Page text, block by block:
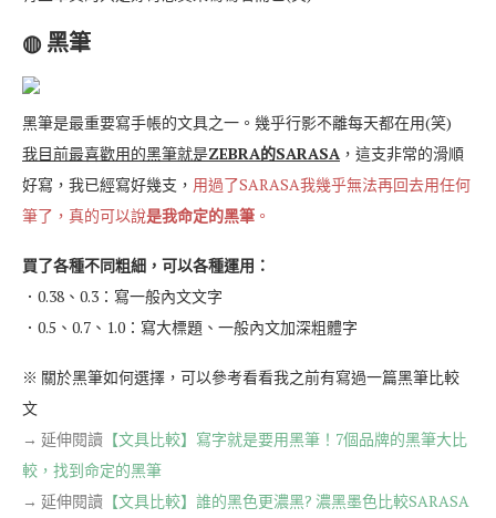
◍ 黑筆
黑筆是最重要寫手帳的文具之一。幾乎行影不離每天都在用(笑)
我目前最喜歡用的黑筆就是ZEBRA的SARASA，這支非常的滑順
好寫，我已經寫好幾支， 用過了SARASA我幾乎無法再回去用任何
筆了，真的可以說是我命定的黑筆 。
買了各種不同粗細，可以各種運用：
．0.38、0.3：寫一般內文文字
．0.5、0.7、1.0：寫大標題、一般內文加深粗體字
※ 關於黑筆如何選擇，可以參考看看我之前有寫過一篇黑筆比較
文
→ 延伸閱讀 【文具比較】寫字就是要用黑筆！7個品牌的黑筆大比
較，找到命定的黑筆
→ 延伸閱讀 【文具比較】誰的黑色更濃黑? 濃黑墨色比較SARASA